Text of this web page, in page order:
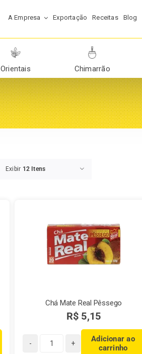
A Empresa Exportação Receitas Blog
Orientais Chimarrão
Exibir 12 Itens
Chá Mate Real Pêssego
R$ 5,15
Chá
Adicionar ao
carrinho